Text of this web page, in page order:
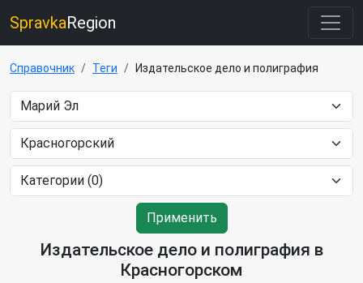
SpravkaRegion
Справочник Теги Издательское дело и полиграфия
Применить
Издательское дело и полиграфия в
Красногорском